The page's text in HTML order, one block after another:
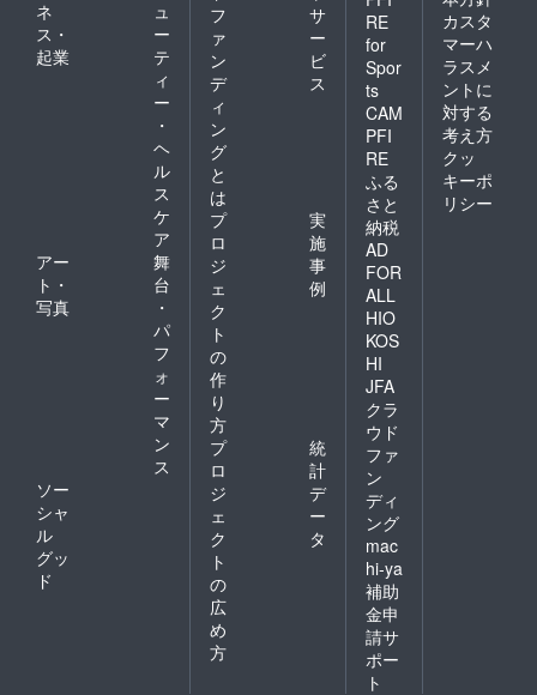
ネ
ス・
起業
ュ
ー
テ
ィ
ー
・
ヘ
ル
ス
ケ
ア
アー
ト・
写真
舞
台
・
パ
フ
ォ
ー
マ
ン
ス
ソー
シャ
ル
グッ
ド
フ
ァ
ン
デ
ィ
ン
グ
と
は
サ
ー
ビ
ス
プ
ロ
ジ
ェ
ク
ト
の
作
り
方
実
施
事
例
プ
ロ
ジ
ェ
ク
ト
の
広
め
方
統
計
デ
ー
タ
RE
for
Spor
ts
CAM
PFI
RE
ふる
さと
納税
AD
FOR
ALL
HIO
KOS
HI
JFA
クラ
ウド
ファ
ン
ディ
ング
mac
hi-ya
補助
金申
請サ
ポー
ト
カスタ
マーハ
ラスメ
ントに
対する
考え方
クッ
キーポ
リシー